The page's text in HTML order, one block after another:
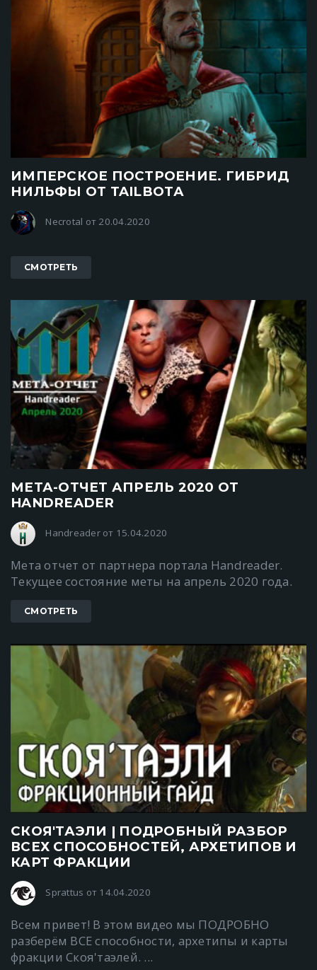
ИМПЕРСКОЕ ПОСТРОЕНИЕ. ГИБРИД
НИЛЬФЫ ОТ TAILBOTА
Necrotal от 20.04.2020
СМОТРЕТЬ
МЕТА-ОТЧЕТ АПРЕЛЬ 2020 ОТ
HANDREADER
Handreader от 15.04.2020
Мета отчет от партнера портала Handreader.
Текущее состояние меты на апрель 2020 года.
СМОТРЕТЬ
СКОЯ'ТАЭЛИ | ПОДРОБНЫЙ РАЗБОР
ВСЕХ СПОСОБНОСТЕЙ, АРХЕТИПОВ И
КАРТ ФРАКЦИИ
Sprattus от 14.04.2020
Всем привет! В этом видео мы ПОДРОБНО
разберём ВСЕ способности, архетипы и карты
фракции Скоя'таэлей. ...